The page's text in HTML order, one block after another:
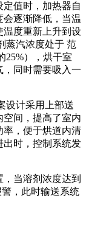
值时，加热器自
逐渐降低，当温
温度重新上升到设
蒸汽浓度处于 范
25%），烘干室
，同时需要吸入一
设计采用上部送
空间，提高了室内
率，便于烘道内清
出时，控制系统发
当溶剂浓度达到
警，此时输送系统